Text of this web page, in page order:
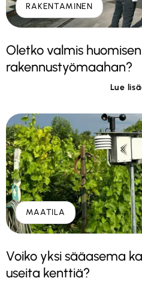
RAKENTAMINEN
Oletko valmis
rakennustyömaahan?
Lue
MAATILA
Voiko yksi sääasema
useita kenttiä?